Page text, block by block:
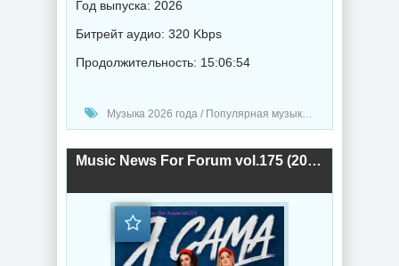
Год выпуска: 2026
Битрейт аудио: 320 Kbps
Продолжительность: 15:06:54
Музыка 2026 года / Популярная музыка / Фолк музыка / Поп музыка / Танцевальная музыка / Музыка VA
Music News For Forum vol.175 (2026) торрент